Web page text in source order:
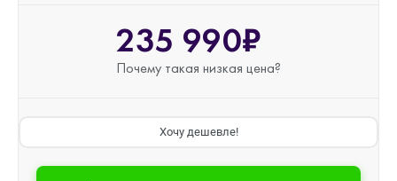
235 990₽
Почему такая низкая цена?
Хочу дешевле!